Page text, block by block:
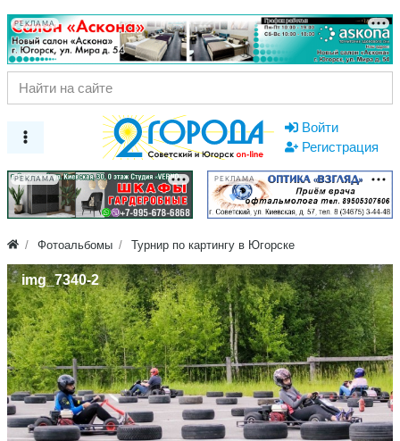
РЕКЛАМА
Войти
Регистрация
РЕКЛАМА РЕКЛАМА
Фотоальбомы Турнир по картингу в Югорске
img_7340-2